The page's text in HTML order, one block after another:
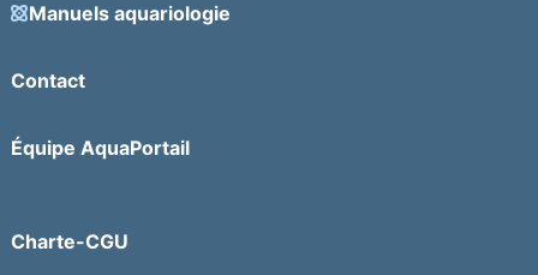
Manuels aquariologie
Contact
Équipe AquaPortail
Charte-CGU